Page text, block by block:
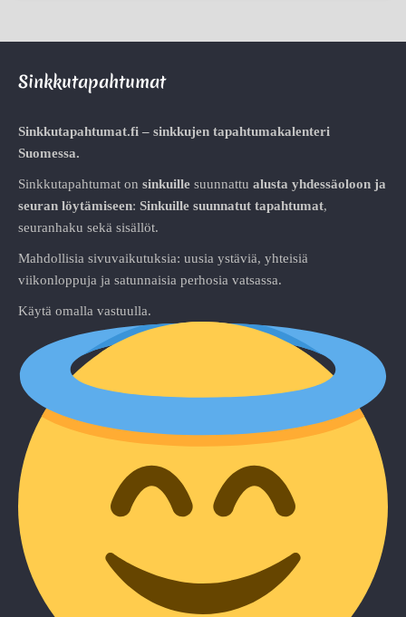
Sinkkutapahtumat
Sinkkutapahtumat.fi – sinkkujen tapahtumakalenteri
Suomessa.
Sinkkutapahtumat on sinkuille suunnattu alusta yhdessäoloon ja
seuran löytämiseen: Sinkuille suunnatut tapahtumat,
seuranhaku sekä sisällöt.
Mahdollisia sivuvaikutuksia: uusia ystäviä, yhteisiä
viikonloppuja ja satunnaisia perhosia vatsassa.
Käytä omalla vastuulla.